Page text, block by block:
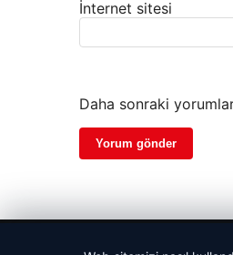
İnternet sitesi
Daha sonraki